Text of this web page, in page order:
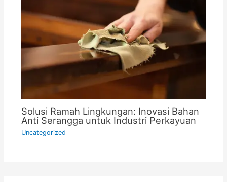
Solusi Ramah Lingkungan: Inovasi Bahan
Anti Serangga untuk Industri Perkayuan
Uncategorized